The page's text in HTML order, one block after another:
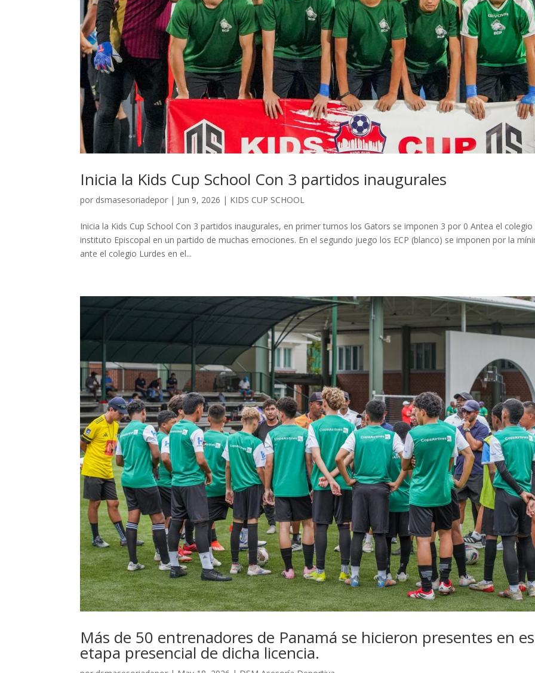
Inicia la Kids Cup School Con 3 partidos inaugurales
por dsmasesoriadepor | Jun 9, 2026 | KIDS CUP SCHOOL
Inicia la Kids Cup School Con 3 partidos inaugurales, en primer turnos los Gators se imponen 3 por 0 Antea el colegio
instituto Episcopal en un partido de muchas emociones. En el segundo juego los ECP (blanco) se imponen por la
ante el colegio Lurdes en el...
Más de 50 entrenadores de Panamá se hicieron presentes en
etapa presencial de dicha licencia.